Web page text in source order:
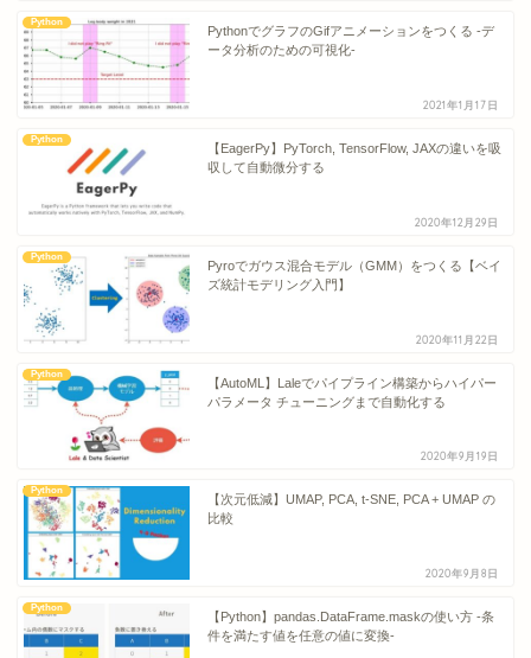
Python
PythonでグラフのGifアニメーションをつくる -デ
ータ分析のための可視化-
2021年1月17日
Python
【EagerPy】PyTorch, TensorFlow, JAXの違いを吸
収して自動微分する
2020年12月29日
Python
Pyroでガウス混合モデル（GMM）をつくる【ベイ
ズ統計モデリング入門】
2020年11月22日
Python
【AutoML】Laleでパイプライン構築からハイパー
パラメータ チューニングまで自動化する
2020年9月19日
Python
【次元低減】UMAP, PCA, t-SNE, PCA + UMAP の
比較
2020年9月8日
Python
【Python】pandas.DataFrame.maskの使い方 -条
件を満たす値を任意の値に変換-